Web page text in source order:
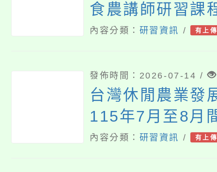
食農講師研習課
內容分類： 研習資訊 / 有上
發佈時間：2026-07-14 /
台灣休閒農業發
115年7月至8月
師食農體驗交流
內容分類： 研習資訊 / 有上